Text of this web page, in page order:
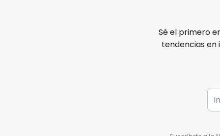
Sé el primero
tendencias en